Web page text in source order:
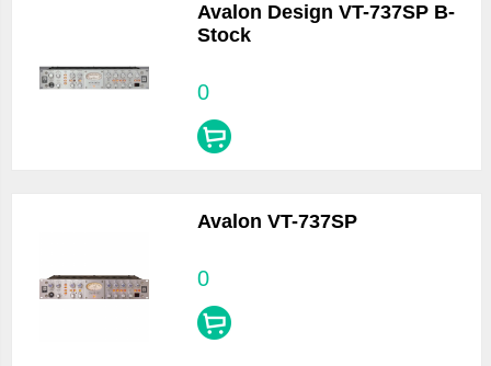
Avalon Design VT-737SP B-
Stock
0
Avalon VT-737SP
0